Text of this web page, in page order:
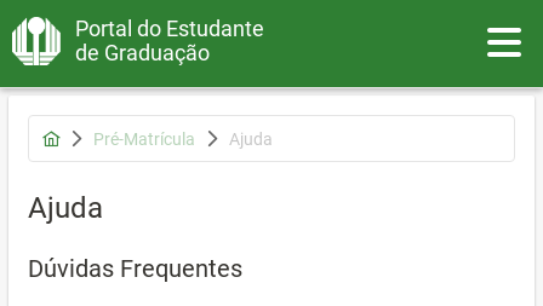
Portal do Estudante
de Graduação
Pré-Matrícula Ajuda
Ajuda
Dúvidas Frequentes